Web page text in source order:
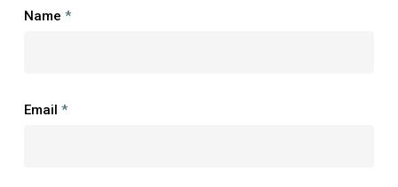
Name *
Email *